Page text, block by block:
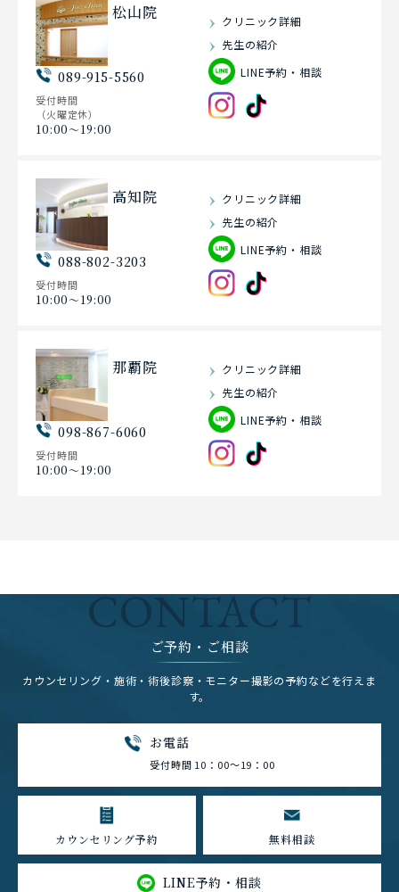
松山院
089-915-5560
受付時間
（火曜定休）
10:00〜19:00
クリニック詳細
先生の紹介
LINE予約・相談
高知院
088-802-3203
受付時間
10:00〜19:00
クリニック詳細
先生の紹介
LINE予約・相談
那覇院
098-867-6060
受付時間
10:00〜19:00
クリニック詳細
先生の紹介
LINE予約・相談
CONTACT
ご予約・ご相談
カウンセリング・施術・術後診察・モニター撮影の予約などを行えま
す。
お電話
受付時間 10：00～19：00
カウンセリング予約 無料相談
LINE予約・相談